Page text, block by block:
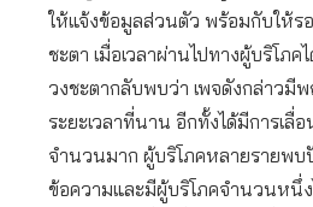
ให้แจ้งข้อมูลส่วนตัว พร้อมกับให้ร
ชะตา เมื่อเวลาผ่านไปทางผู้บริโภ
วงชะตากลับพบว่า เพจดังกล่าวมี
ระยะเวลาที่นาน อีกทั้งได้มีการเลื่
จำนวนมาก ผู้บริโภคหลายรายพบ
ข้อความและมีผู้บริโภคจำนวนหนึ่